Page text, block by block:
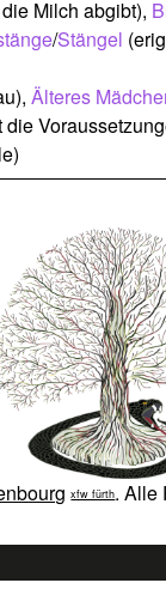
Milch abgibt),
/Stängel
Älteres
xfw fürth. Alle